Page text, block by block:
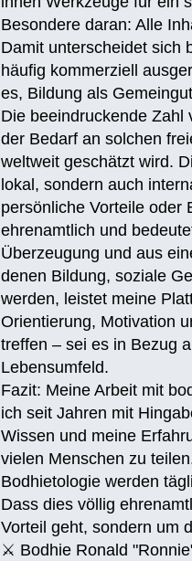
Besondere daran: Alle
Damit unterscheidet sich
häufig kommerziell
es, Bildung als
Die beeindruckende Zahl
der Bedarf an solchen
weltweit geschätzt wird.
lokal, sondern auch
persönliche Vorteile oder
ehrenamtlich und
Überzeugung und aus
denen Bildung, soziale
werden, leistet meine
Orientierung, Motivation
treffen – sei es in Bezug
Lebensumfeld.
Fazit: Meine Arbeit mit
ich seit Jahren mit
Wissen und meine
vielen Menschen zu
Bodhietologie werden
Dass dies völlig
Vorteil geht, sondern um
⚔ Bodhie Ronald